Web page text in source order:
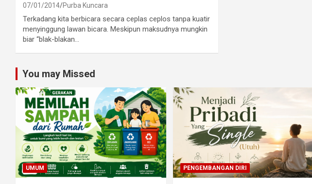
07/01/2014 Purba Kuncara
Terkadang kita berbicara secara ceplas ceplos tanpa kuatir
menyinggung lawan bicara. Meskipun maksudnya mungkin
biar “blak-blakan…
You may Missed
UMUM PENGEMBANGAN DIRI